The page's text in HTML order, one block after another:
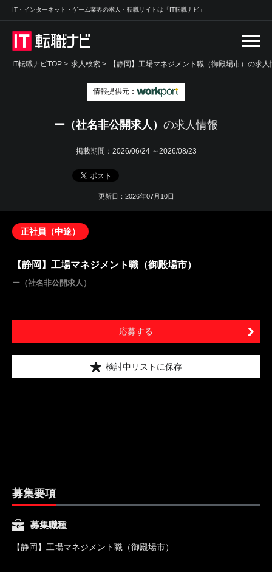
IT・インターネット・ゲーム業界の求人・転職サイトは「IT転職ナビ」
IT転職ナビTOP > 求人検索 > 【静岡】工場マネジメント職（御殿場市）の求人
情報提供元：
ー（社名非公開求人） の求人情報
掲載期間： 2026/06/24 ～2026/08/23
更新日：2026年07月10日
正社員（中途）
【静岡】工場マネジメント職（御殿場市）
ー（社名非公開求人）
応募する
検討中リストに保存
募集要項
募集職種
【静岡】工場マネジメント職（御殿場市）